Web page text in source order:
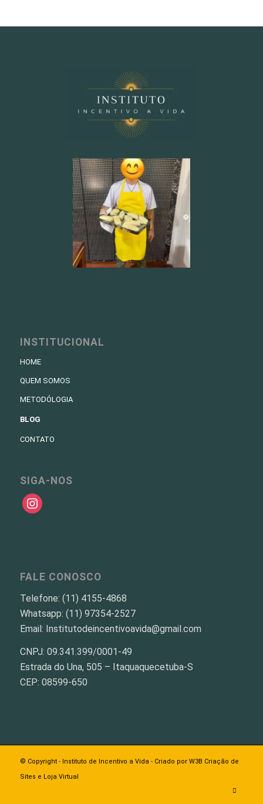
INSTITUCIONAL
HOME
QUEM SOMOS
METODÓLOGIA
BLOG
CONTATO
SIGA-NOS
instagram
FALE CONOSCO
Telefone: (11) 4155-4868
Whatsapp: (11) 97354-2527
Email: Institutodeincentivoavida@gmail.com
CNPJ: 09.341.399/0001-49
Estrada do Una, 505 – Itaquaquecetuba-S
CEP: 08599-650
© Copyright - Instituto de Incentivo a Vida- Criado por W3B Criação de
Sites e Loja Virtual